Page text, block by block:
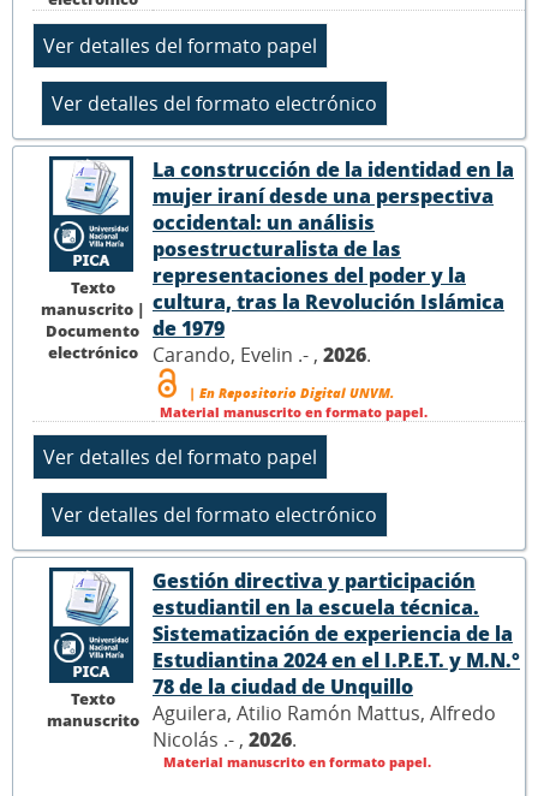
Texto
manuscrito |
Documento
electrónico
La construcción de la identidad en la
mujer iraní desde una perspectiva
occidental: un análisis
posestructuralista de las
representaciones del poder y la
cultura, tras la Revolución Islámica
de 1979
Carando, Evelin .- , 2026.
| En Repositorio Digital UNVM.
Material manuscrito en formato papel.
Texto
manuscrito
Gestión directiva y participación
estudiantil en la escuela técnica.
Sistematización de experiencia de la
Estudiantina 2024 en el I.P.E.T. y M.N.°
78 de la ciudad de Unquillo
Aguilera, Atilio Ramón Mattus, Alfredo
Nicolás .- , 2026.
Material manuscrito en formato papel.